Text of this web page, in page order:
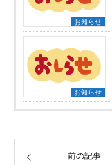
お知らせ
お知らせ
前の記事